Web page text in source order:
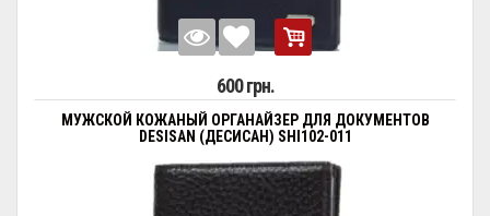
600 грн.
МУЖСКОЙ КОЖАНЫЙ ОРГАНАЙЗЕР ДЛЯ ДОКУМЕНТОВ
DESISAN (ДЕСИСАН) SHI102-011